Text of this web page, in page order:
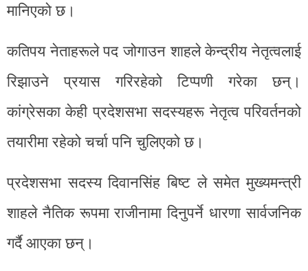
मानिएको छ।
कतिपय नेताहरूले पद जोगाउन शाहले केन्द्रीय नेतृत्वलाई
रिझाउने प्रयास गरिरहेको टिप्पणी गरेका छन्।
कांग्रेसका केही प्रदेशसभा सदस्यहरू नेतृत्व परिवर्तनको
तयारीमा रहेको चर्चा पनि चुलिएको छ।
प्रदेशसभा सदस्य दिवानसिंह बिष्ट ले समेत मुख्यमन्त्री
शाहले नैतिक रूपमा राजीनामा दिनुपर्ने धारणा सार्वजनिक
गर्दै आएका छन्।